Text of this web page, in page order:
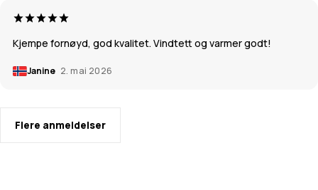
Kjempe fornøyd, god kvalitet. Vindtett og varmer godt!
Janine 2. mai 2026
Flere anmeldelser